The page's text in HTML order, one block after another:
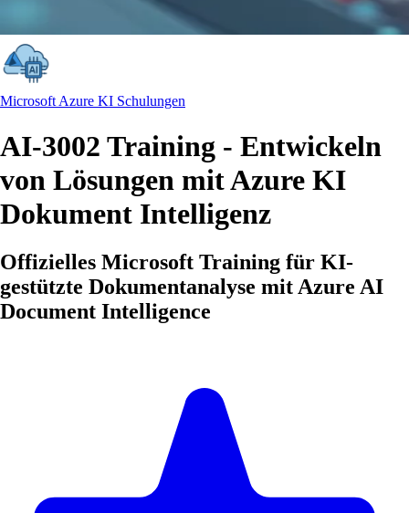
Microsoft Azure KI Schulungen
AI-3002 Training - Entwickeln
von Lösungen mit Azure KI
Dokument Intelligenz
Offizielles Microsoft Training für KI-
gestützte Dokumentanalyse mit Azure AI
Document Intelligence